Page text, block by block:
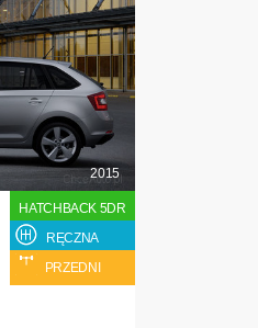
2015
HATCHBACK 5DR
RĘCZNA
PRZEDNI